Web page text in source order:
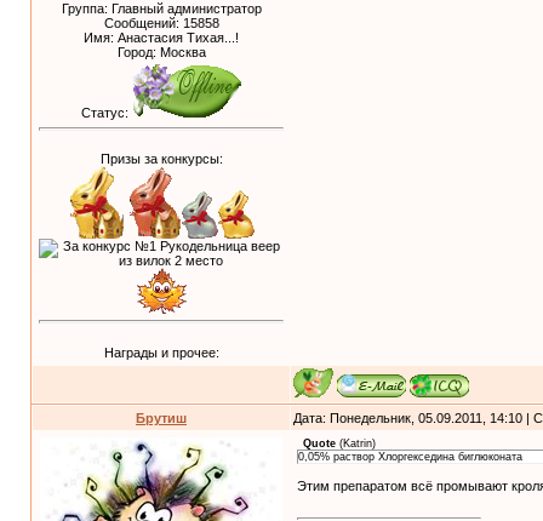
Группа: Главный администратор
Сообщений: 15858
Имя: Анастасия Тихая...!
Город: Москва
Статус:
Призы за конкурсы:
Награды и прочее:
Брутиш Дата: Понедельник, 05.09.2011, 14:10 |
Quote (Katrin)
0,05% раствор Хлоргекседина биглюконата
Этим препаратом всё промывают